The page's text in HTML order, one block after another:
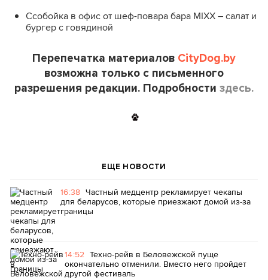
Ссобойка в офис от шеф-повара бара MIXX – салат и
бургер с говядиной
Перепечатка материалов CityDog.by
возможна только с письменного
разрешения редакции. Подробности здесь.
ЕЩЕ НОВОСТИ
16:38 Частный медцентр рекламирует чекапы
для беларусов, которые приезжают домой из-за
границы
14:52 Техно-рейв в Беловежской пуще
окончательно отменили. Вместо него пройдет
другой фестиваль